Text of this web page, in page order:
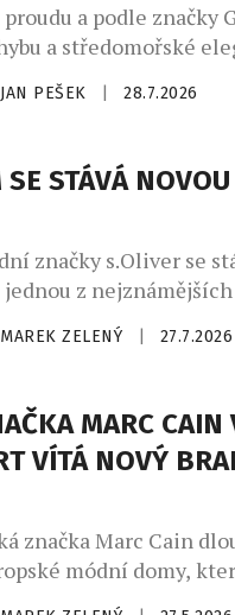
a podle značky
a středomořské
vás přenese na
atmosférou a
modely na
jako luxusní
JAN PEŠEK 28.7.2026
STÁVÁ NOVOU
značky s.Oliver se
z nejznámějších
upevňuje pozici
módy a přináší svěží
získává s.Oliver jednu
světové módy.
[…]
MAREK ZELENÝ 27.7.2026
MARC CAIN
VÍTÁ NOVÝ
značka Marc Cain
módní domy,
ženské elegance.